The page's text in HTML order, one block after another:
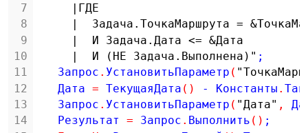
7
8
9
10
11
12
13
14
|ГДЕ
|  Задача.ТочкаМаршрута =
|  И Задача.Дата <= &Дата
|  И (НЕ Задача.Выполнена)" ;
Запрос . УстановитьПараметр (
Дата = ТекущаяДата ( ) - Константы .
Запрос . УстановитьПараметр ( "Дата" ,
Результат = Запрос . Выполнить ( ) ;